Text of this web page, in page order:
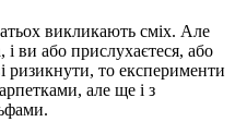
викликають сміх. Але
ви або прислухаєтеся, або
ризикнути, то експерименти
але ще і з